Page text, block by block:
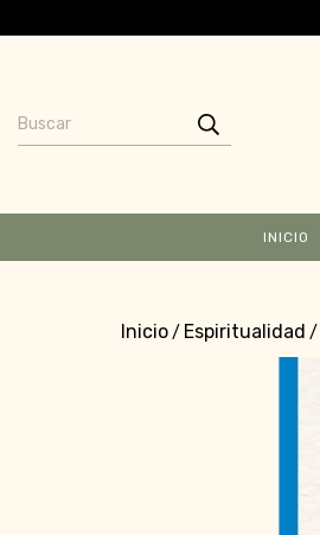
INICIO
Inicio/ Espiritualidad /